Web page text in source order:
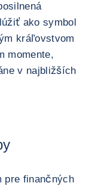
ako symbol
kráľovstvom
momente,
v najbližších
pre finančných